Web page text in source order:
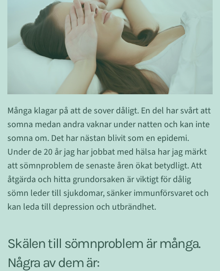
Många klagar på att de sover dåligt. En del har svårt att
somna medan andra vaknar under natten och kan inte
somna om. Det har nästan blivit som en epidemi.
Under de 20 år jag har jobbat med hälsa har jag märkt
att sömnproblem de senaste åren ökat betydligt. Att
åtgärda och hitta grundorsaken är viktigt för dålig
sömn leder till sjukdomar, sänker immunförsvaret och
kan leda till depression och utbrändhet.
Skälen till sömnproblem är många.
Några av dem är: